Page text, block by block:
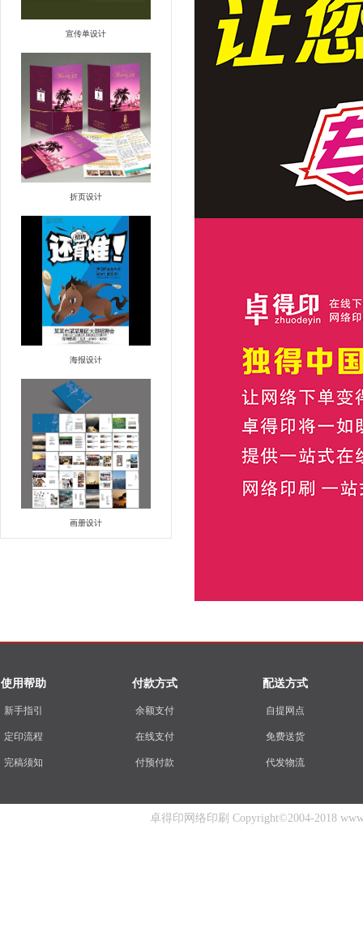
宣传单设计
折页设计
海报设计
画册设计
使用帮助
新手指引
定印流程
完稿须知
付款方式
余额支付
在线支付
付预付款
配送方式
自提网点
免费送货
代发物流
卓得印网络印刷 Copyright©2004-2018